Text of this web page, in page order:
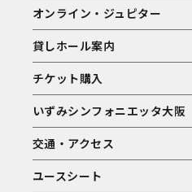
オンライン・ジュピター
貸しホール案内
チケット購入
いずみシンフォニエッタ大阪
交通・アクセス
ユースシート